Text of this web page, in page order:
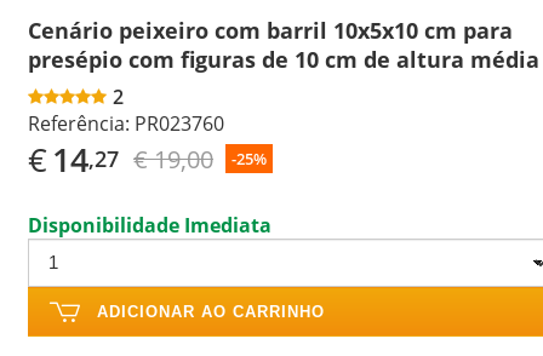
Cenário peixeiro com barril 10x5x10 cm para
presépio com figuras de 10 cm de altura média
2
Referência: PR023760
€14,27 € 19,00 -25%
Disponibilidade Imediata
ADICIONAR AO CARRINHO